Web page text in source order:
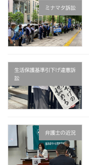
ミナマタ訴訟
生活保護基準引下げ違憲訴
訟
弁護士の近況